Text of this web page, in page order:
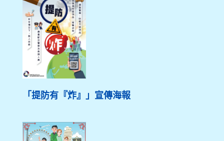
「提防有『炸』」宣傳海報